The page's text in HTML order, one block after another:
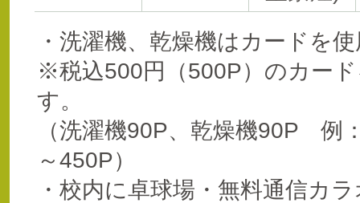
・洗濯機、乾燥機はカードを
※税込500円（500P）のカー
す。
（洗濯機90P、乾燥機90P 例
～450P）
・校内に卓球場・無料通信カ